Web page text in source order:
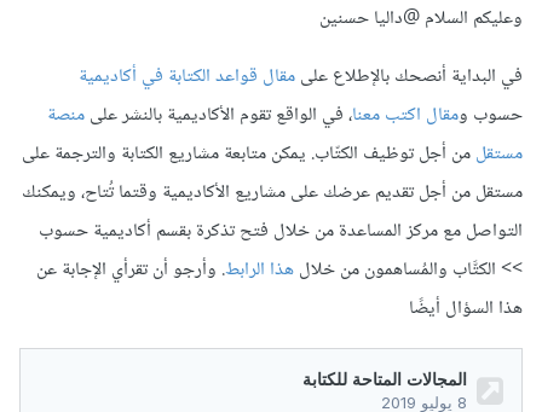
وعليكم السلام@داليا حسنين
في البداية أنصحك بالإطلاع علىمقال قواعد الكتابة في أكاديمية
حسوب ومقال اكتب معنا، في الواقع تقوم الأكاديمية بالنشر علىمنصة
مستقلمن أجل توظيف الكتّاب. يمكن متابعة مشاريع الكتابة والترجمة على
مستقل من أجل تقديم عرضك على مشاريع الأكاديمية وقتما تُتاح، ويمكنك
التواصل مع مركز المساعدة من خلال فتح تذكرة بقسم أكاديمية حسوب
>> الكتَّاب والمُساهمون من خلالهذا الرابط. وأرجو أن تقرأي الإجابة عن
هذا السؤال أيضًا